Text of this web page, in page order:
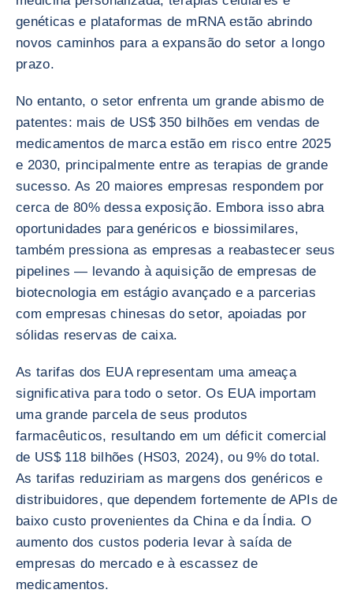
genéticas e plataformas de mRNA estão abrindo
novos caminhos para a expansão do setor a longo
prazo.
No entanto, o setor enfrenta um grande abismo de
patentes: mais de US$ 350 bilhões em vendas de
medicamentos de marca estão em risco entre 2025
e 2030, principalmente entre as terapias de grande
sucesso. As 20 maiores empresas respondem por
cerca de 80% dessa exposição. Embora isso abra
oportunidades para genéricos e biossimilares,
também pressiona as empresas a reabastecer seus
pipelines — levando à aquisição de empresas de
biotecnologia em estágio avançado e a parcerias
com empresas chinesas do setor, apoiadas por
sólidas reservas de caixa.
As tarifas dos EUA representam uma ameaça
significativa para todo o setor. Os EUA importam
uma grande parcela de seus produtos
farmacêuticos, resultando em um déficit comercial
de US$ 118 bilhões (HS03, 2024), ou 9% do total.
As tarifas reduziriam as margens dos genéricos e
distribuidores, que dependem fortemente de APIs de
baixo custo provenientes da China e da Índia. O
aumento dos custos poderia levar à saída de
empresas do mercado e à escassez de
medicamentos.